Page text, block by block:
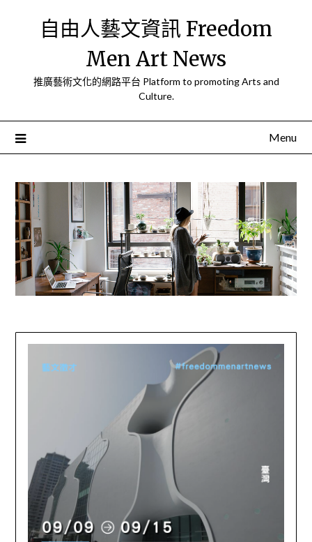
自由人藝文資訊 Freedom
Men Art News
推廣藝術文化的網路平台 Platform to promoting Arts and
Culture.
Menu